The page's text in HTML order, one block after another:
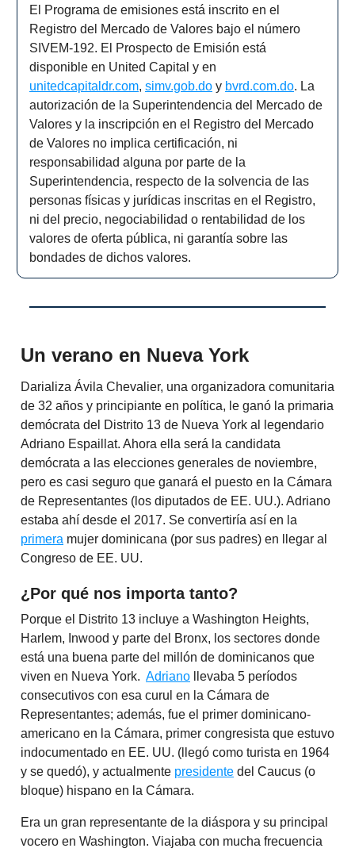
El Programa de emisiones está inscrito en el
Registro del Mercado de Valores bajo el número
SIVEM-192. El Prospecto de Emisión está
disponible en United Capital y en
unitedcapitaldr.com, simv.gob.do y bvrd.com.do. La
autorización de la Superintendencia del Mercado de
Valores y la inscripción en el Registro del Mercado
de Valores no implica certificación, ni
responsabilidad alguna por parte de la
Superintendencia, respecto de la solvencia de las
personas físicas y jurídicas inscritas en el Registro,
ni del precio, negociabilidad o rentabilidad de los
valores de oferta pública, ni garantía sobre las
bondades de dichos valores.
Un verano en Nueva York
Darializa Ávila Chevalier, una organizadora comunitaria
de 32 años y principiante en política, le ganó la primaria
demócrata del Distrito 13 de Nueva York al legendario
Adriano Espaillat. Ahora ella será la candidata
demócrata a las elecciones generales de noviembre,
pero es casi seguro que ganará el puesto en la Cámara
de Representantes (los diputados de EE. UU.). Adriano
estaba ahí desde el 2017. Se convertiría así en la
primera mujer dominicana (por sus padres) en llegar al
Congreso de EE. UU.
¿Por qué nos importa tanto?
Porque el Distrito 13 incluye a Washington Heights,
Harlem, Inwood y parte del Bronx, los sectores donde
está una buena parte del millón de dominicanos que
viven en Nueva York. Adriano llevaba 5 períodos
consecutivos con esa curul en la Cámara de
Representantes; además, fue el primer dominicano-
americano en la Cámara, primer congresista que estuvo
indocumentado en EE. UU. (llegó como turista en 1964
y se quedó), y actualmente presidente del Caucus (o
bloque) hispano en la Cámara.
Era un gran representante de la diáspora y su principal
vocero en Washington. Viajaba con mucha frecuencia